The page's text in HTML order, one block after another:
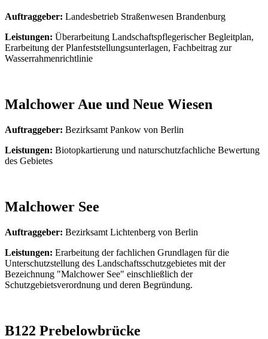
Auftraggeber: Landesbetrieb Straßenwesen Brandenburg
Leistungen: Überarbeitung Landschaftspflegerischer Begleitplan,
Erarbeitung der Planfeststellungsunterlagen, Fachbeitrag zur
Wasserrahmenrichtlinie
Malchower Aue und Neue Wiesen
Auftraggeber: Bezirksamt Pankow von Berlin
Leistungen: Biotopkartierung und naturschutzfachliche Bewertung
des Gebietes
Malchower See
Auftraggeber: Bezirksamt Lichtenberg von Berlin
Leistungen: Erarbeitung der fachlichen Grundlagen für die
Unterschutzstellung des Landschaftsschutzgebietes mit der
Bezeichnung "Malchower See" einschließlich der
Schutzgebietsverordnung und deren Begründung.
B122 Prebelowbrücke